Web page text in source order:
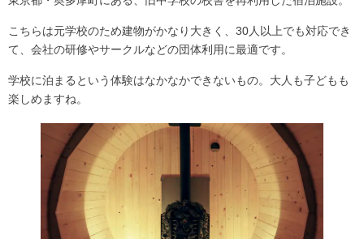
こちらは元学校のため建物がかなり大きく、30人以上でも対応でき
て、会社の研修やサークルなどの団体利用に最適です。
学校に泊まるという体験はなかなかできないもの。大人も子どもも
楽しめますね。